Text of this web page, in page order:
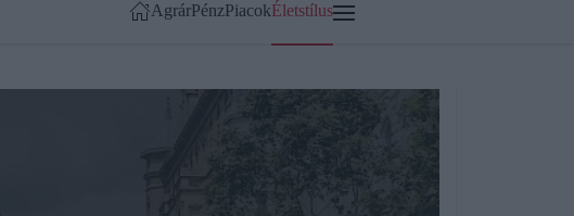
AgrárPénzPiacokÉletstílus